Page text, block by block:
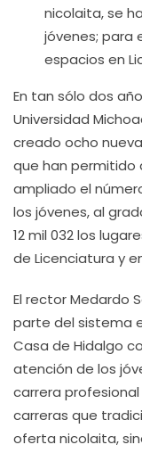
nicolaita, se
jóvenes; para
espacios en
En tan sólo dos
Universidad
creado ocho
que han permitido
ampliado el
los jóvenes, al
12 mil 032 los
de Licenciatura y
El rector Medardo
parte del sistema
Casa de Hidalgo
atención de los
carrera
carreras que
oferta nicolaita,